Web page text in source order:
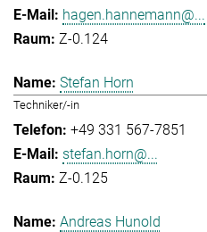
hagen.hannemann@...
Z-0.124
Stefan Horn
Techniker/-in
+49 331 567-7851
stefan.horn@...
Z-0.125
Andreas Hunold